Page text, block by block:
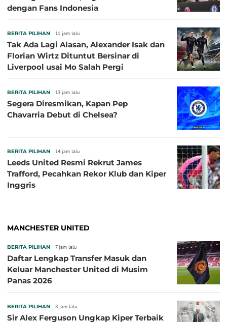
dengan Fans Indonesia
BERITA PILIHAN 11 jam lalu
Tak Ada Lagi Alasan, Alexander Isak dan
Florian Wirtz Dituntut Bersinar di
Liverpool usai Mo Salah Pergi
BERITA PILIHAN 13 jam lalu
Segera Diresmikan, Kapan Pep
Chavarria Debut di Chelsea?
BERITA PILIHAN 14 jam lalu
Leeds United Resmi Rekrut James
Trafford, Pecahkan Rekor Klub dan Kiper
Inggris
MANCHESTER UNITED
BERITA PILIHAN 7 jam lalu
Daftar Lengkap Transfer Masuk dan
Keluar Manchester United di Musim
Panas 2026
BERITA PILIHAN 8 jam lalu
Sir Alex Ferguson Ungkap Kiper Terbaik